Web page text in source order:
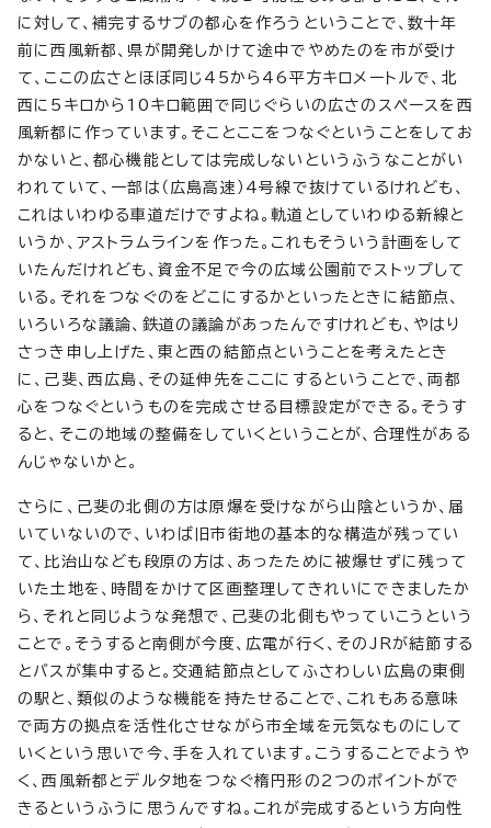
に対して、補完するサブの都心を作ろうということで、数十年
前に西風新都、県が開発しかけて途中でやめたのを市が受け
て、ここの広さとほぼ同じ45から46平方キロメートルで、北
西に5キロから10キロ範囲で同じぐらいの広さのスペースを西
風新都に作っています。そことここをつなぐということをしてお
かないと、都心機能としては完成しないというふうなことがい
われていて、一部は（広島高速）4号線で抜けているけれども、
これはいわゆる車道だけですよね。軌道としていわゆる新線と
いうか、アストラムラインを作った。これもそういう計画をして
いたんだけれども、資金不足で今の広域公園前でストップして
いる。それをつなぐのをどこにするかといったときに結節点、
いろいろな議論、鉄道の議論があったんですけれども、やはり
さっき申し上げた、東と西の結節点ということを考えたとき
に、己斐、西広島、その延伸先をここにするということで、両都
心をつなぐというものを完成させる目標設定ができる。そうす
ると、そこの地域の整備をしていくということが、合理性がある
んじゃないかと。
さらに、己斐の北側の方は原爆を受けながら山陰というか、届
いていないので、いわば旧市街地の基本的な構造が残ってい
て、比治山なども段原の方は、あったために被爆せずに残って
いた土地を、時間をかけて区画整理してきれいにできましたか
ら、それと同じような発想で、己斐の北側もやっていこうという
ことで。そうすると南側が今度、広電が行く、そのJRが結節する
とバスが集中すると。交通結節点としてふさわしい広島の東側
の駅と、類似のような機能を持たせることで、これもある意味
で両方の拠点を活性化させながら市全域を元気なものにして
いくという思いで今、手を入れています。こうすることでようや
く、西風新都とデルタ地をつなぐ楕円形の2つのポイントがで
きるというふうに思うんですね。これが完成するという方向性